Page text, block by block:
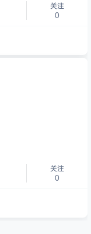
关注
0
关注
0